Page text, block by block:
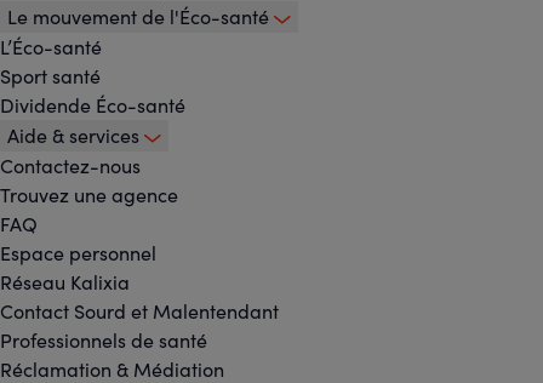
Le mouvement de l'Éco-santé
L’Éco-santé
Sport santé
Dividende Éco-santé
Aide & services
Contactez-nous
Trouvez une agence
FAQ
Espace personnel
Réseau Kalixia
Contact Sourd et Malentendant
Professionnels de santé
Réclamation & Médiation